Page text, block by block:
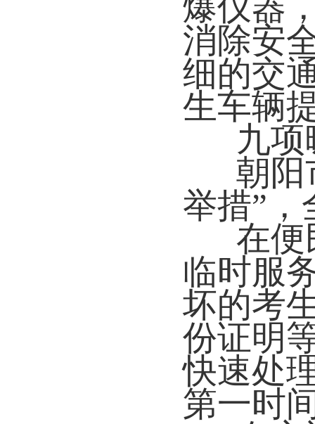
消除安
细的交
生车辆
九
朝阳
举措”
在便
临时服
坏的考
份证明
快速处
第一时